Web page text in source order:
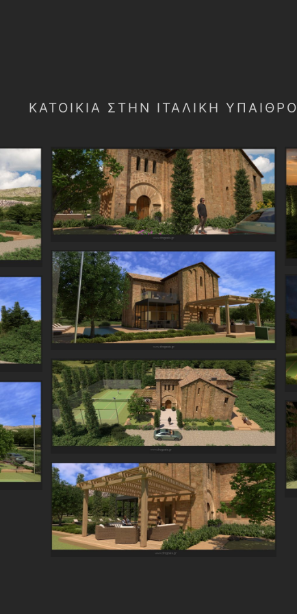
ΚΑΤΟΙΚΊΑ ΣΤΉΝ ΙΤΑΛΙΚΉ ΎΠΑΙΘΡΟ